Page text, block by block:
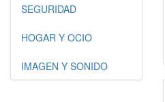
SEGURIDAD
HOGAR Y OCIO
IMAGEN Y SONIDO